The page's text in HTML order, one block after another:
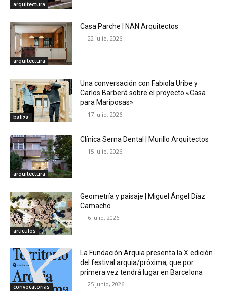
arquitectura
arquitectura
Casa Parche | NAN Arquitectos
22 julio, 2026
baliza
Una conversación con Fabiola Uribe y
Carlos Barberá sobre el proyecto «Casa
para Mariposas»
17 julio, 2026
arquitectura
Clínica Serna Dental | Murillo Arquitectos
15 julio, 2026
artículos
Geometría y paisaje | Miguel Ángel Díaz
Camacho
6 julio, 2026
convocatorias
La Fundación Arquia presenta la X edición
del festival arquia/próxima, que por
primera vez tendrá lugar en Barcelona
25 junio, 2026